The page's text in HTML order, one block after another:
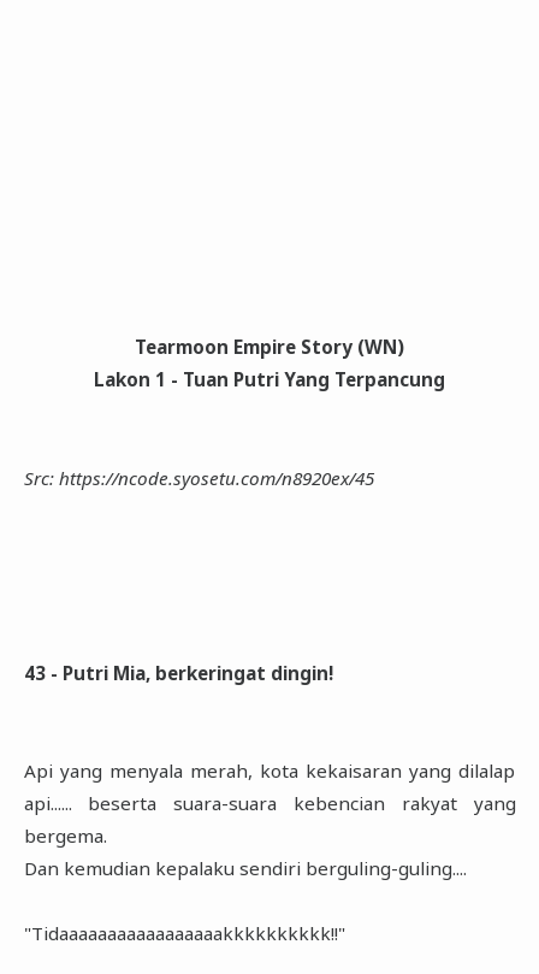
Tearmoon Empire Story (WN)
Lakon 1 - Tuan Putri Yang Terpancung
Src: https://ncode.syosetu.com/n8920ex/45
43 - Putri Mia, berkeringat dingin!
Api yang menyala merah, kota kekaisaran yang dilalap
api...... beserta suara-suara kebencian rakyat yang
bergema.
Dan kemudian kepalaku sendiri berguling-guling....
"Tidaaaaaaaaaaaaaaaaakkkkkkkkkk!!"